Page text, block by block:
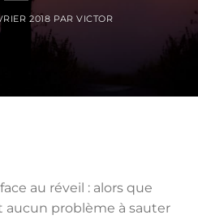
2018 PARVICTOR
au réveil : alors que
aucun problème à sauter